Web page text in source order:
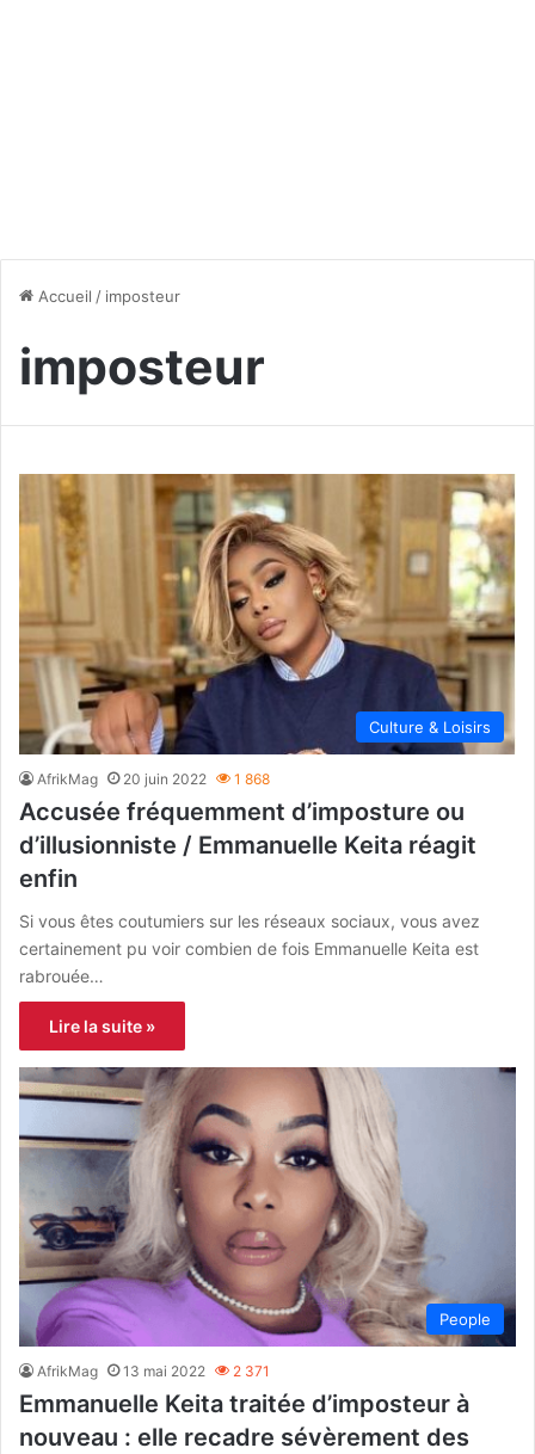
Accueil / imposteur
imposteur
Culture & Loisirs
AfrikMag 20 juin 2022 1 868
Accusée fréquemment d’imposture ou
d’illusionniste / Emmanuelle Keita réagit
enfin
Si vous êtes coutumiers sur les réseaux sociaux, vous avez
certainement pu voir combien de fois Emmanuelle Keita est
rabrouée…
Lire la suite »
People
AfrikMag 13 mai 2022 2 371
Emmanuelle Keita traitée d’imposteur à
nouveau : elle recadre sévèrement des